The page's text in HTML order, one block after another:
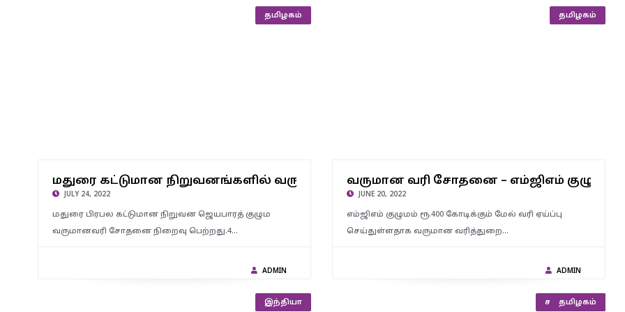
மதுரை கட்டுமான நிறுவனங்களில் வருமானவரி சோதனை
நிறைவு – ரூ.165 கோடி பணம், 14 கிலோ தங்கம் சிக்கின..!
தமிழகம்
மதுரை கட்டுமான நிறுவனங்களில் வருமானவரி சோத
JULY 24, 2022
மதுரை பிரபல கட்டுமான நிறுவன ஜெயபாரத் குழும
வருமானவரி சோதனை நிறைவு பெற்றது.4…
ADMIN
வருமான வரி சோதனை – எம்ஜிஎம் குழுமம் ரூ.400 கோடிக்கும்
மேல் வரி ஏய்ப்பு கண்டுபிடிப்பு..!
தமிழகம்
வருமான வரி சோதனை – எம்ஜிஎம் குழுமம்
JUNE 20, 2022
எம்ஜிஎம் குழுமம் ரூ.400 கோடிக்கும் மேல் வரி ஏய்ப்பு
செய்துள்ளதாக வருமான வரித்துறை…
ADMIN
இந்தியா சமூக நலன்
தமிழகம்